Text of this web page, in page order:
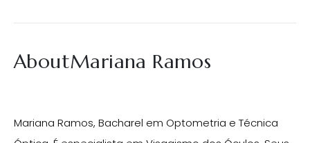
AboutMariana Ramos
Mariana Ramos, Bacharel em Optometria e Técnica